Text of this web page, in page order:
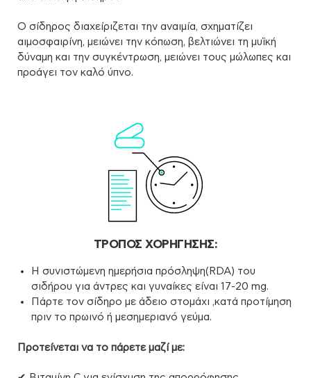
O σίδηρος διαχείριζεται την αναιμία, σχηματίζει
αιμοσφαιρίνη, μειώνει την κόπωση, βελτιώνει τη μυϊκή
δύναμη και την συγκέντρωση, μειώνει τους μώλωπες και
προάγει τον καλό ύπνο.
ΤΡΟΠΟΣ ΧΟΡΗΓΗΣΗΣ:
Η συνιστώμενη ημερήσια πρόσληψη(RDA) του
σιδήρου για άντρες και γυναίκες είναι 17-20 mg.
Πάρτε τον σίδηρο με άδειο στομάχι ,κατά προτίμηση
πριν το πρωινό ή μεσημεριανό γεύμα.
Προτείνεται να το πάρετε μαζί με: